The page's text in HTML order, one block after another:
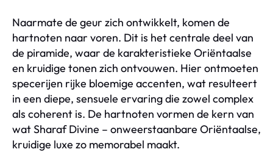
Naarmate de geur zich ontwikkelt, komen de
hartnoten naar voren. Dit is het centrale deel van
de piramide, waar de karakteristieke Oriëntaalse
en kruidige tonen zich ontvouwen. Hier ontmoeten
specerijen rijke bloemige accenten, wat resulteert
in een diepe, sensuele ervaring die zowel complex
als coherent is. De hartnoten vormen de kern van
wat Sharaf Divine – onweerstaanbare Oriëntaalse,
kruidige luxe zo memorabel maakt.